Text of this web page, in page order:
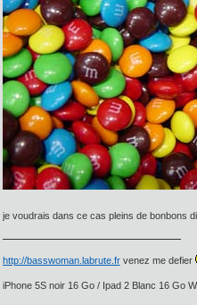
je voudrais dans ce cas pleins de bonbons
http://basswoman.labrute.frvenez me defier
iPhone 5S noir 16 Go / Ipad 2 Blanc 16 Go